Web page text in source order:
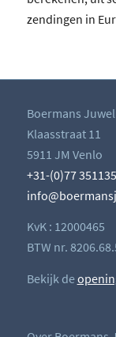
zendingen in
Boermans
Klaasstraat 11
5911 JM Venlo
+31-(0)77
KvK : 12000465
BTW nr.
Bekijk de